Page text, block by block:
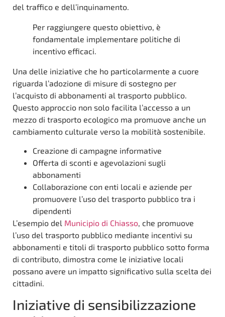
del traffico e dell’inquinamento.
Per raggiungere questo obiettivo, è
fondamentale implementare politiche di
incentivo efficaci.
Una delle iniziative che ho particolarmente a cuore
riguarda l’adozione di misure di sostegno per
l’acquisto di abbonamenti al trasporto pubblico.
Questo approccio non solo facilita l’accesso a un
mezzo di trasporto ecologico ma promuove anche un
cambiamento culturale verso la mobilità sostenibile.
Creazione di campagne informative
Offerta di sconti e agevolazioni sugli
abbonamenti
Collaborazione con enti locali e aziende per
promuovere l’uso del trasporto pubblico tra i
dipendenti
L’esempio del Municipio di Chiasso, che promuove
l’uso del trasporto pubblico mediante incentivi su
abbonamenti e titoli di trasporto pubblico sotto forma
di contributo, dimostra come le iniziative locali
possano avere un impatto significativo sulla scelta dei
cittadini.
Iniziative di sensibilizzazione